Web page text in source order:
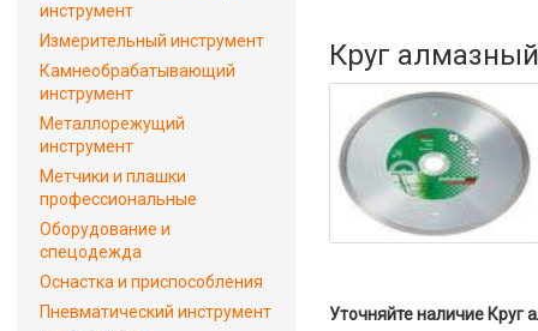
Круг
Уточняйте наличие Круг
инструмент
Измерительный инструмент
Камнеобрабатывающий
инструмент
Металлорежущий
инструмент
Метчики и плашки
профессиональные
Оборудование и
спецодежда
Оснастка и приспособления
Пневматический инструмент